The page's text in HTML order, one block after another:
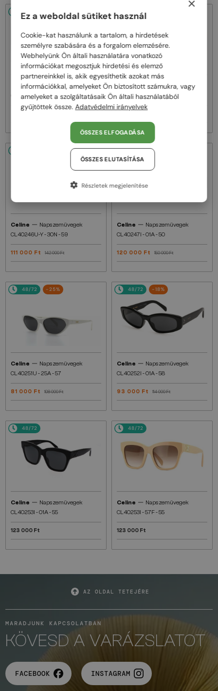
48/72 -20%
Celine—Napszemüvegek
CL40242I - 01B - 53
48/72
Celine— Napszemüvegek
CL40246U-Y - 30H - 61
Celine — Napszemüvegek
CL40246U-Y - 30N - 59
111 000 Ft 142 000 Ft
48/72 -20%
Celine — Napszemüvegek
CL40247I - 01A - 50
120 000 Ft 150 000 Ft
48/72 -25%
Celine — Napszemüvegek
CL40251U - 25A - 57
81 000 Ft 108 000 Ft
48/72 -18%
Celine — Napszemüvegek
CL40252I - 01A - 58
93 000 Ft 114 000 Ft
48/72
Celine — Napszemüvegek
CL40253I - 01A - 55
123 000 Ft
48/72
Celine — Napszemüvegek
CL40253I - 57F - 55
123 000 Ft
AZ OLDAL TETEJÉRE
MARADJUNK KAPCSOLATBAN
KÖVESD A VARÁZSLATOT
FACEBOOK INSTAGRAM
×
Ez a weboldal sütiket használ
Cookie-kat használunk a tartalom, a hirdetések
személyre szabására és a forgalom elemzésére.
Webhelyünk Ön általi használatára vonatkozó
információkat megosztjuk hirdetési és elemző
partnereinkkel is, akik egyesíthetik azokat más
információkkal, amelyeket Ön biztosított számukra, vagy
amelyeket a szolgáltatásaik Ön általi használatából
gyűjtöttek össze. Adatvédelmi irányelvek
ÖSSZES ELFOGADÁSA
ÖSSZES ELUTASÍTÁSA
Részletek megjelenítése